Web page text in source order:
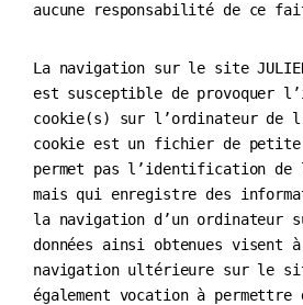
aucune responsabilité de ce
La navigation sur le site JULIEN
est susceptible de provoquer
cookie(s) sur l’ordinateur de
cookie est un fichier de
permet pas l’identification
mais qui enregistre des
la navigation d’un ordinateur
données ainsi obtenues
navigation ultérieure sur le
également vocation à permettre